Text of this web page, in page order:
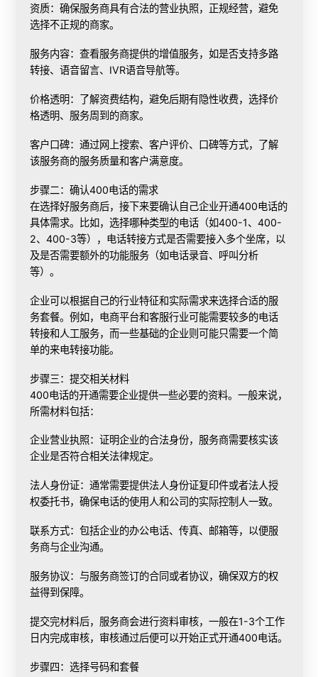
资质：确保服务商具有合法的营业执照，正规经营，避免
选择不正规的商家。
服务内容：查看服务商提供的增值服务，如是否支持多路
转接、语音留言、IVR语音导航等。
价格透明：了解资费结构，避免后期有隐性收费，选择价
格透明、服务周到的商家。
客户口碑：通过网上搜索、客户评价、口碑等方式，了解
该服务商的服务质量和客户满意度。
步骤二：确认400电话的需求
在选择好服务商后，接下来要确认自己企业开通400电话的
具体需求。比如，选择哪种类型的电话（如400-1、400-
2、400-3等），电话转接方式是否需要接入多个坐席，以
及是否需要额外的功能服务（如电话录音、呼叫分析
等）。
企业可以根据自己的行业特征和实际需求来选择合适的服
务套餐。例如，电商平台和客服行业可能需要较多的电话
转接和人工服务，而一些基础的企业则可能只需要一个简
单的来电转接功能。
步骤三：提交相关材料
400电话的开通需要企业提供一些必要的资料。一般来说，
所需材料包括：
企业营业执照：证明企业的合法身份，服务商需要核实该
企业是否符合相关法律规定。
法人身份证：通常需要提供法人身份证复印件或者法人授
权委托书，确保电话的使用人和公司的实际控制人一致。
联系方式：包括企业的办公电话、传真、邮箱等，以便服
务商与企业沟通。
服务协议：与服务商签订的合同或者协议，确保双方的权
益得到保障。
提交完材料后，服务商会进行资料审核，一般在1-3个工作
日内完成审核，审核通过后便可以开始正式开通400电话。
步骤四：选择号码和套餐